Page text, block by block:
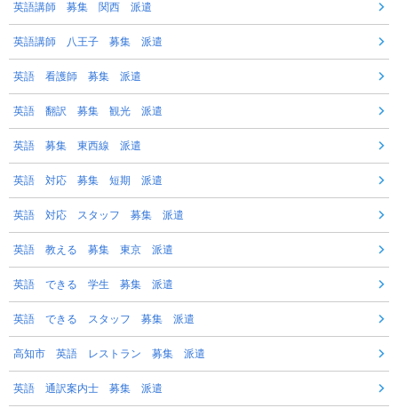
英語講師 募集 関西 派遣
英語講師 八王子 募集 派遣
英語 看護師 募集 派遣
英語 翻訳 募集 観光 派遣
英語 募集 東西線 派遣
英語 対応 募集 短期 派遣
英語 対応 スタッフ 募集 派遣
英語 教える 募集 東京 派遣
英語 できる 学生 募集 派遣
英語 できる スタッフ 募集 派遣
高知市 英語 レストラン 募集 派遣
英語 通訳案内士 募集 派遣